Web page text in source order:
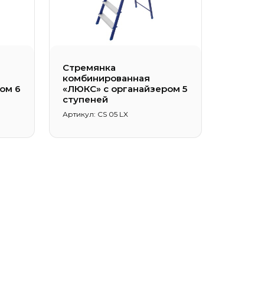
6
Стремянка
комбинированная
«ЛЮКС» с органайзером 5
ступеней
Артикул: CS 05 LX